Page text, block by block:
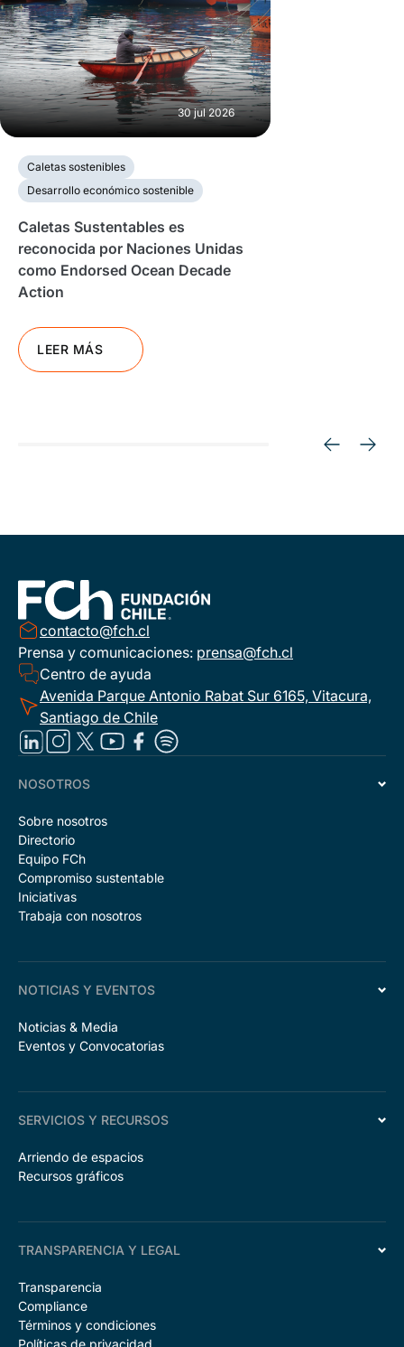
30 jul 2026
Caletas sostenibles
Desarrollo económico sostenible
Caletas Sustentables es
reconocida por Naciones Unidas
como Endorsed Ocean Decade
Action
LEER MÁS
contacto@fch.cl
Prensa y comunicaciones: prensa@fch.cl
Centro de ayuda
Avenida Parque Antonio Rabat Sur 6165, Vitacura,
Santiago de Chile
NOSOTROS
Sobre nosotros
Directorio
Equipo FCh
Compromiso sustentable
Iniciativas
Trabaja con nosotros
NOTICIAS Y EVENTOS
Noticias & Media
Eventos y Convocatorias
SERVICIOS Y RECURSOS
Arriendo de espacios
Recursos gráficos
TRANSPARENCIA Y LEGAL
Transparencia
Compliance
Términos y condiciones
Políticas de privacidad